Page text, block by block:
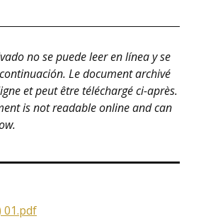
no se puede leer en línea y se
Le document archivé
et peut être téléchargé ci-après.
is not readable online and can
01.pdf